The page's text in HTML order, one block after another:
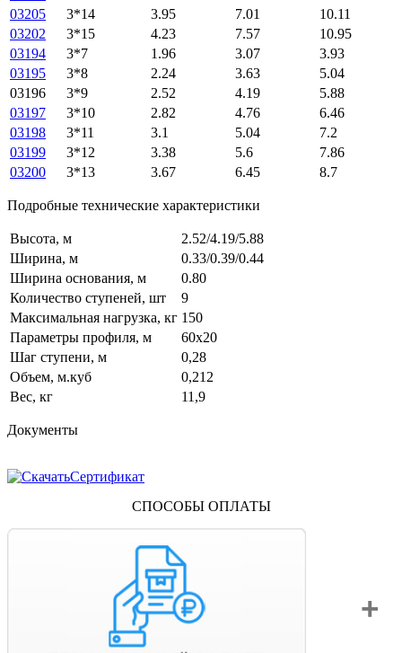
03205
3*14 3.95 7.01
10.11
03202
3*15 4.23 7.57
10.95
03194
3*7 1.96 3.07
3.93
03195
3*8 2.24 3.63
5.04
03196
3*9 2.52 4.19
5.88
03197
3*10 2.82 4.76
6.46
03198
3*11 3.1 5.04
7.2
03199
3*12 3.38 5.6
7.86
03200
3*13 3.67 6.45 8.7
Подробные технические характеристики
Высота, м
2.52/4.19/5.88
Ширина, м
0.33/0.39/0.44
Ширина основания, м
0.80
Количество ступеней, шт
9
Максимальная нагрузка, кг 150
Параметры профиля, м
60х20
Шаг ступени, м
0,28
Объем, м.куб
0,212
Вес, кг
11,9
Документы
Сертификат
СПОСОБЫ ОПЛАТЫ